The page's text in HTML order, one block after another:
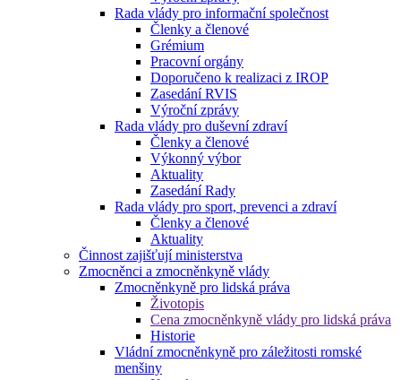
Rada vlády pro informační společnost
Členky a členové
Grémium
Pracovní orgány
Doporučeno k realizaci z IROP
Zasedání RVIS
Výroční zprávy
Rada vlády pro duševní zdraví
Členky a členové
Výkonný výbor
Aktuality
Zasedání Rady
Rada vlády pro sport, prevenci a zdraví
Členky a členové
Aktuality
Činnost zajišťují ministerstva
Zmocněnci a zmocněnkyně vlády
Zmocněnkyně pro lidská práva
Životopis
Cena zmocněnkyně vlády pro lidská práva
Historie
Vládní zmocněnkyně pro záležitosti romské
menšiny